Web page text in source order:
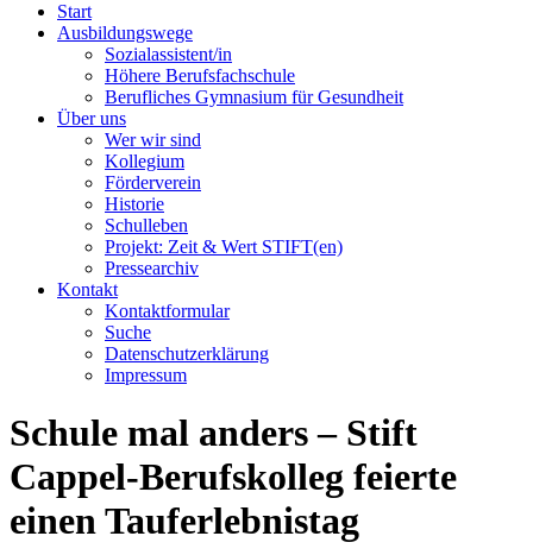
Start
Ausbildungswege
Sozialassistent/in
Höhere Berufsfachschule
Berufliches Gymnasium für Gesundheit
Über uns
Wer wir sind
Kollegium
Förderverein
Historie
Schulleben
Projekt: Zeit & Wert STIFT(en)
Pressearchiv
Kontakt
Kontaktformular
Suche
Datenschutzerklärung
Impressum
Schule mal anders – Stift
Cappel-Berufskolleg feierte
einen Tauferlebnistag